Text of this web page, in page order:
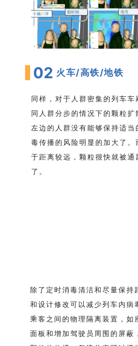
02 火车/高铁/地铁
同样，对于人群密集的列车车
同人群分步的情况下的颗粒扩
左边的人群没有能够保持适当
毒传播的风险明显的加大了。
于距离较远，颗粒很快就被通
了。
除了定时消毒清洁和尽量保持
和设计修改可以减少列车内病
乘客之间的物理隔离装置，如
面板和增加驾驶员周围的屏蔽